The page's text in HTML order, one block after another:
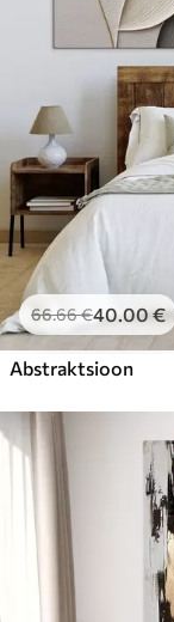
66.66€40.00€
Abstraktsioon